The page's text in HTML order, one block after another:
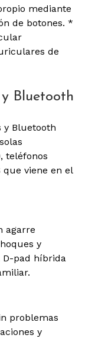
mediante
de botones. *
de
Bluetooth
y Bluetooth
teléfonos
viene en el
agarre
y
D-pad híbrida
problemas
y